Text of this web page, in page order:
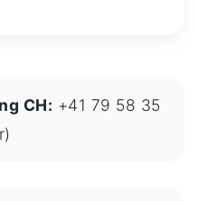
CH: +41 79 58 35